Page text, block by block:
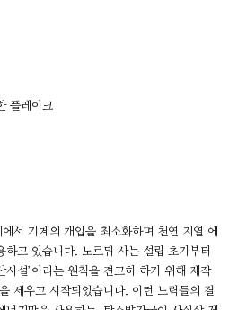
플레이크
서 기계의 개입을 최소화하며 천연 지열 에
하고 있습니다. 노르뒤 사는 설립 초기부터
시설’이라는 원칙을 견고히 하기 위해 제작
세우고 시작되었습니다. 이런 노력들의 결